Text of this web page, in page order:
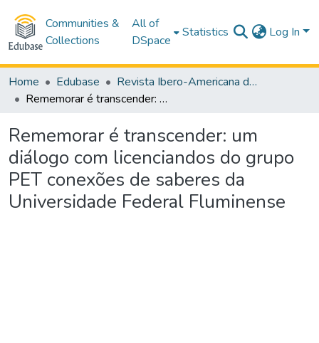
Communities &
Collections
All of
DSpace
Statistics Log In
Home Edubase
Revista Ibero-Americana de Estudos em Educação
Rememorar é transcender: um diálogo com licenciandos do grupo PET conexões de saberes da Universidade Federal Fluminense
Rememorar é transcender: um
diálogo com licenciandos do grupo
PET conexões de saberes da
Universidade Federal Fluminense